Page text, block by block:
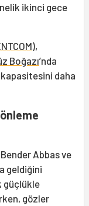
ikinci gece
),
Boğazı’nda
kapasitesini daha
Abbas ve
geldiğini
güçlükle
gözler